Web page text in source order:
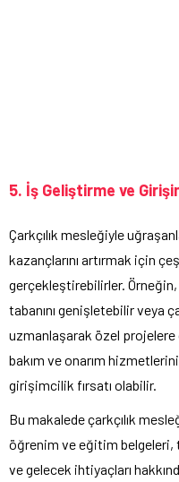
5. İş Geliştirme ve
Çarkçılık mesleğiyle
kazançlarını artırmak için
gerçekleştirebilirler.
tabanını genişletebilir veya
uzmanlaşarak özel projelere
bakım ve onarım
girişimcilik fırsatı olabilir.
Bu makalede çarkçılık
öğrenim ve eğitim
ve gelecek ihtiyaçları